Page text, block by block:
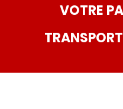
VOTRE